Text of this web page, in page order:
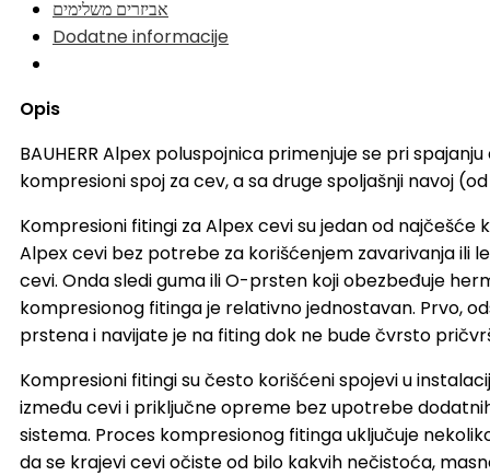
אביזרים משלימים
Dodatne informacije
Opis
BAUHERR Alpex poluspojnica primenjuje se pri
kompresioni spoj za cev, a sa druge spoljašnji navoj
Kompresioni fitingi za Alpex cevi su jedan od
Alpex cevi bez potrebe za korišćenjem zavarivanja ili
cevi. Onda sledi guma ili O-prsten koji obezbeđuje
kompresionog fitinga je relativno jednostavan. Prvo,
prstena i navijate je na fiting dok ne bude čvrsto
Kompresioni fitingi su često korišćeni spojevi u
između cevi i priključne opreme bez upotrebe
sistema. Proces kompresionog fitinga uključuje
da se krajevi cevi očiste od bilo kakvih nečistoća,